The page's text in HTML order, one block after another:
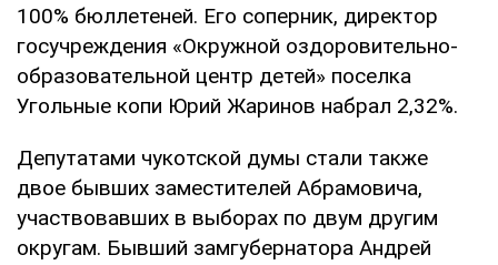
100% бюллетеней. Его соперник, директор
госучреждения «Окружной оздоровительно-
образовательной центр детей» поселка
Угольные копи Юрий Жаринов набрал 2,32%.
Депутатами чукотской думы стали также
двое бывших заместителей Абрамовича,
участвовавших в выборах по двум другим
округам. Бывший замгубернатора Андрей